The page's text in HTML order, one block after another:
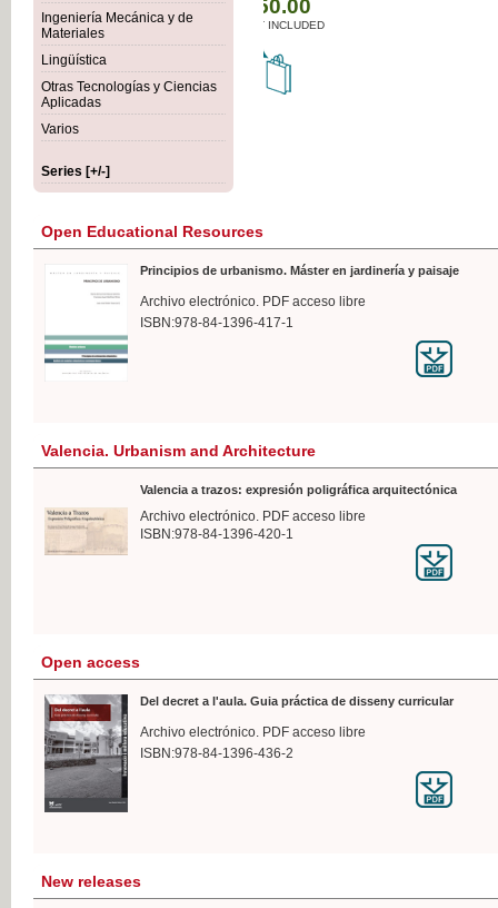
Ingeniería Mecánica y de
Materiales
Lingüística
Otras Tecnologías y Ciencias
Aplicadas
Varios
Series [+/-]
Open Educational Resources
Principios de urbanismo. Máster en jardinería y paisaje
Archivo electrónico. PDF acceso libre
ISBN:978-84-1396-417-1
Valencia. Urbanism and Architecture
Valencia a trazos: expresión poligráfica arquitectónica
Archivo electrónico. PDF acceso libre
ISBN:978-84-1396-420-1
Open access
Del decret a l'aula. Guia práctica de disseny curricular
Archivo electrónico. PDF acceso libre
ISBN:978-84-1396-436-2
New releases